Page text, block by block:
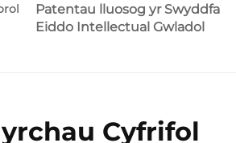
Patentau lluosog yr Swyddfa
Eiddo Intellectual Gwladol
Cyfrifol